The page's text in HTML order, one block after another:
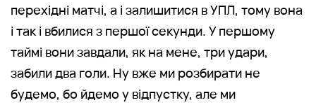
перехідні матчі, а і залишитися в УПЛ, тому вона
і так і вбилися з першої секунди. У першому
таймі вони завдали, як на мене, три удари,
забили два голи. Ну вже ми розбирати не
будемо, бо йдемо у відпустку, але ми